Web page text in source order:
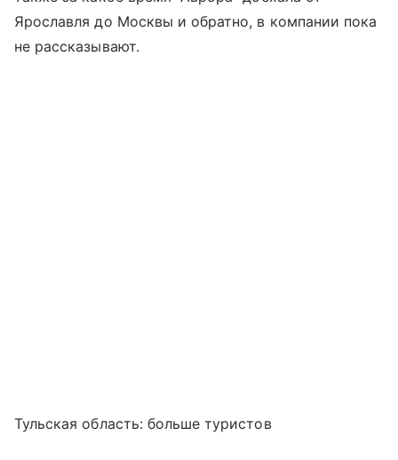
Ярославля до Москвы и обратно, в компании пока
не рассказывают.
Тульская область: больше туристов